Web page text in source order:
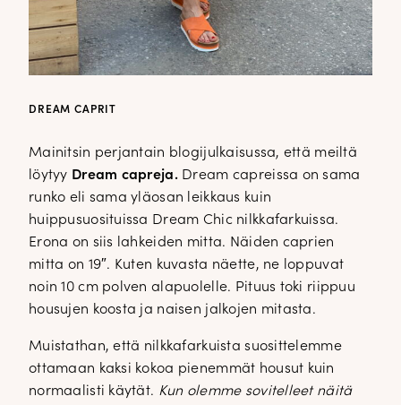
DREAM CAPRIT
Mainitsin perjantain blogijulkaisussa, että meiltä
löytyy Dream capreja. Dream capreissa on sama
runko eli sama yläosan leikkaus kuin
huippusuosituissa Dream Chic nilkkafarkuissa.
Erona on siis lahkeiden mitta. Näiden caprien
mitta on 19″. Kuten kuvasta näette, ne loppuvat
noin 10 cm polven alapuolelle. Pituus toki riippuu
housujen koosta ja naisen jalkojen mitasta.
Muistathan, että nilkkafarkuista suosittelemme
ottamaan kaksi kokoa pienemmät housut kuin
normaalisti käytät. Kun olemme sovitelleet näitä